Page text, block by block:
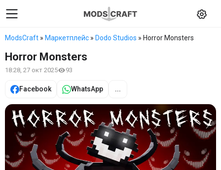
ModsCraft » Маркетплейс » Dodo Studios » Horror Monsters
Horror Monsters
18:28, 27 окт 2025 93
Facebook WhatsApp ...